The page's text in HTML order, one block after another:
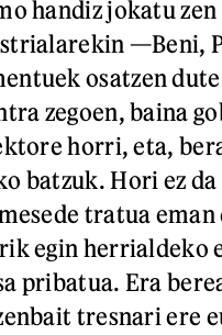
handiz jokatu
—Beni,
osatzen
zegoen, baina
horri, eta,
batzuk. Hori ez
tratua
egin herrialdeko
pribatua. Era
tresnari ere